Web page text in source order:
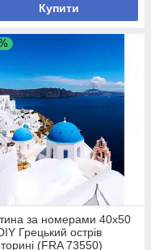
Купити
за номерами 40x50
Грецький острів
(FRA 73550)